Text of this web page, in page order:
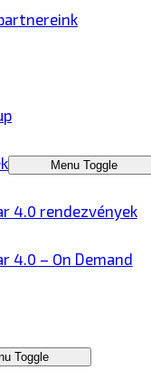
Menu Toggle
4.0 rendezvények
4.0 – On Demand
Toggle